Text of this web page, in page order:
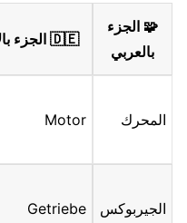
🧩 الجزء
بالعربي
🇩🇪 الجزء بالألماني
المحرك Motor
الجيربوكس Getriebe